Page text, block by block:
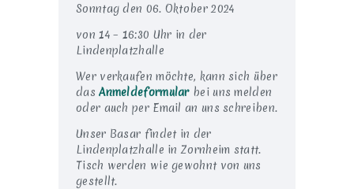
Sonntag den 06. Oktober 2024
von 14 – 16:30 Uhr in der
Lindenplatzhalle
Wer verkaufen möchte, kann sich über
dasAnmeldeformularbei uns melden
oder auch per Email an uns schreiben.
Unser Basar findet in der
Lindenplatzhalle in Zornheim statt.
Tisch werden wie gewohnt von uns
gestellt.